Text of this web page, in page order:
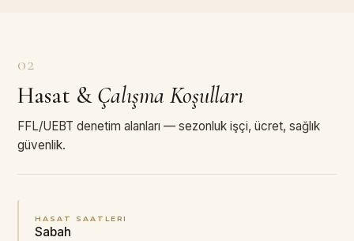
02
Hasat & Çalışma Koşulları
FFL/UEBT denetim alanları — sezonluk işçi, ücret, sağlık
güvenlik.
HASAT SAATLERI
Sabah